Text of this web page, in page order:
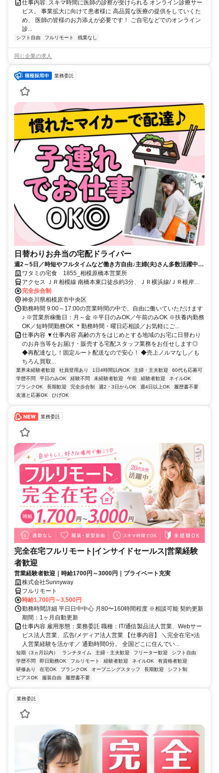
仕事内容: スキマ時間に医師の診察が受けられる オンライン診療サー
ビス。 事業拡大に向けて患者様に 高品質な医療の提供をしていくた
め、 医師の皆様のお力添えが必要です！ ご自宅などでのオンライン
診...
シフト自由 フルリモート 残業なし
同じ企業の求人
業務委託
日替わりお弁当の宅配ドライバー
週2～5日／時短やフルタイムなど働き方自由♪主婦(夫)さん多数活躍中！
サポート体制バッチリなのでお子さんの行事でのお休みなども取りやす
い◎
ワタミの宅食 1855_相模原橋本営業所
アクセス ＪＲ相模線 南橋本東口徒歩約3分、ＪＲ横浜線/ＪＲ根岸線
相模原南口徒歩約25分、京王相模原線 橋本（神奈川県）南口徒歩約
28分
完全歩合制
神奈川県相模原市中央区
勤務時間 9:00～17:00の営業時間の中で、自由に働いていただけます
♪ ※営業所稼働日：月～金 ※平日のみOK／午前のみOK ※扶養内勤務
OK／短時間勤務OK ＊勤務時間・曜日応相談／お気軽にご...
仕事内容 ▼仕事内容 高齢の方をはじめとする地域のお宅に日替わり
のお弁当等をお届け・販売する宅配スタッフ業務をお任せします◎
◆再配達なし！固定ルート配送なので安心！ ◆売上ノルマなし／も
ちろん買取...
業界未経験者歓迎 社員登用あり 1日4時間以内OK 主婦・主夫歓迎
60代も応募可
学歴不問
平日のみOK 経験不問 未経験者歓迎 午前 経験者歓迎
ネイルOK
ブランクOK
長期歓迎 完全歩合制 週2・3日からOK 週4日以上OK
履歴書不要
友達と応募OK
ひげOK
業務委託
完全在宅フルリモート|インサイドセールス|営業経験
者歓迎
営業経験者歓迎｜時給1700円～3000円｜プライベート充実
株式会社Sunnyway
フルリモート
時給1,700円～3,500円
勤務時間詳細 平日日中中心 月80〜160時間程度 ※相談可能 契約更新
期間：1ヶ月自動更新
仕事内容 雇用形態：業務委託 職種：IT/通信製品法人営業、Webサー
ビス法人営業、広告/メディア法人営業 【仕事内容】 ＼完全在宅×法
人営業経験を活かす／ 通勤時間0分。 全国どこに住んでい...
短期（3ヵ月以内） ランチタイム 主婦・主夫歓迎 フリーター歓迎
シフト自由
学歴不問
即日勤務OK フルリモート 経験者歓迎 ネイルOK
有資格者歓迎
研修あり
在宅OK ブランクOK オープニングスタッフ 長期歓迎
シフト制
ピアスOK
服装自由 履歴書不要
業務委託